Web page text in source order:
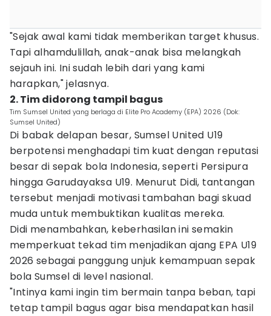
"Sejak awal kami tidak memberikan target khusus.
Tapi alhamdulillah, anak-anak bisa melangkah
sejauh ini. Ini sudah lebih dari yang kami
harapkan," jelasnya.
2. Tim didorong tampil bagus
Tim Sumsel United yang berlaga di Elite Pro Academy (EPA) 2026 (Dok:
Sumsel United)
Di babak delapan besar, Sumsel United U19
berpotensi menghadapi tim kuat dengan reputasi
besar di sepak bola Indonesia, seperti Persipura
hingga Garudayaksa U19. Menurut Didi, tantangan
tersebut menjadi motivasi tambahan bagi skuad
muda untuk membuktikan kualitas mereka.
Didi menambahkan, keberhasilan ini semakin
memperkuat tekad tim menjadikan ajang EPA U19
2026 sebagai panggung unjuk kemampuan sepak
bola Sumsel di level nasional.
"Intinya kami ingin tim bermain tanpa beban, tapi
tetap tampil bagus agar bisa mendapatkan hasil